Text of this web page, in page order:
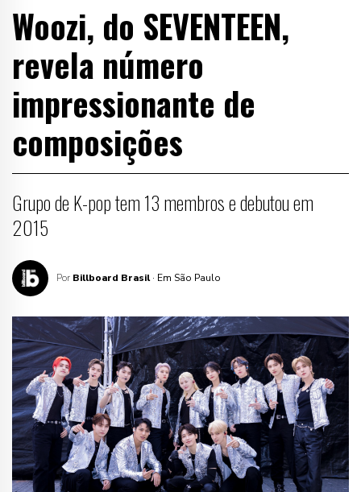
Woozi, do SEVENTEEN,
revela número
impressionante de
composições
Grupo de K-pop tem 13 membros e debutou em
2015
Por Billboard Brasil · Em São Paulo